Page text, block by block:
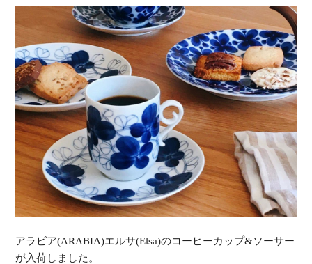
アラビア(ARABIA)エルサ(Elsa)のコーヒーカップ&ソーサー
が入荷しました。